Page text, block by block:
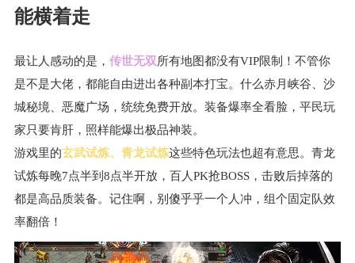
能横着走
最让人感动的是， 传世无双所有地图都没有VIP限制！不管你
是不是大佬，都能自由进出各种副本打宝。什么赤月峡谷、沙
城秘境、恶魔广场，统统免费开放。装备爆率全看脸，平民玩
家只要肯肝，照样能爆出极品神装。
游戏里的玄武试炼、青龙试炼这些特色玩法也超有意思。青龙
试炼每晚7点半到8点半开放，百人PK抢BOSS，击败后掉落的
都是高品质装备。记住啊，别傻乎乎一个人冲，组个固定队效
率翻倍！